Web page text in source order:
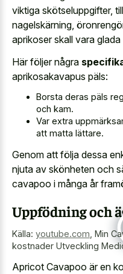
viktiga skötseluppgifter,
nagelskärning,
aprikoser skall vara
Här följer några
aprikosakavapus päls:
Borsta deras päls
och kam.
Var extra
att matta lättare.
Genom att följa dessa
njuta av skönheten och
cavapoo i många år
Uppfödning och
Källa: youtube.com Min
kostnader Utveckling
Apricot Cavapoo är en